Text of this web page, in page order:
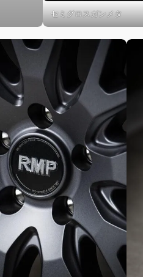
セミグロスガンメタ